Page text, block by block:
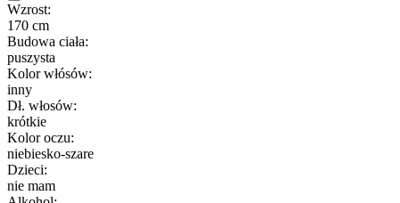
Wzrost:
170 cm
Budowa ciała:
puszysta
Kolor włósów:
inny
Dł. włosów:
krótkie
Kolor oczu:
niebiesko-szare
Dzieci:
nie mam